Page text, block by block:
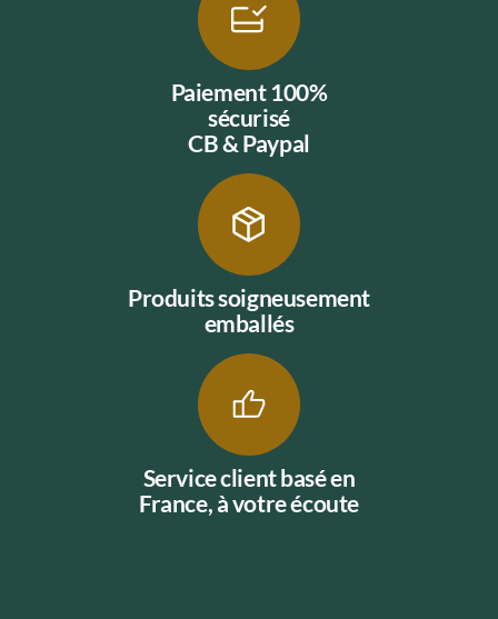
Paiement 100%
sécurisé
CB & Paypal
Produits soigneusement
emballés
Service client basé en
France, à votre écoute